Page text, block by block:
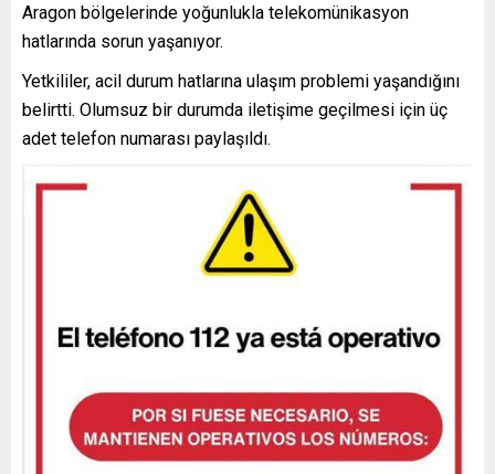
Aragon bölgelerinde yoğunlukla telekomünikasyon
hatlarında sorun yaşanıyor.
Yetkililer, acil durum hatlarına ulaşım problemi yaşandığını
belirtti. Olumsuz bir durumda iletişime geçilmesi için üç
adet telefon numarası paylaşıldı.